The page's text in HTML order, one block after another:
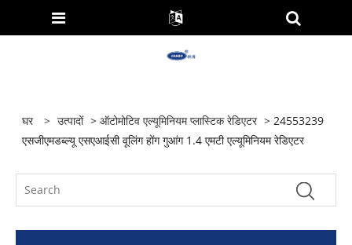
घर > उत्पादों >ऑटोमोटिव एल्यूमिनियम प्लास्टिक रेडिएटर > 24553239
एसजीएमडब्ल्यू एसएआईसी वूलिंग होंग गुआंग 1.4 एमटी एल्यूमिनियम रेडिएटर